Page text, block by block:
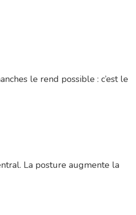
le rend possible : c’est le
La posture augmente la